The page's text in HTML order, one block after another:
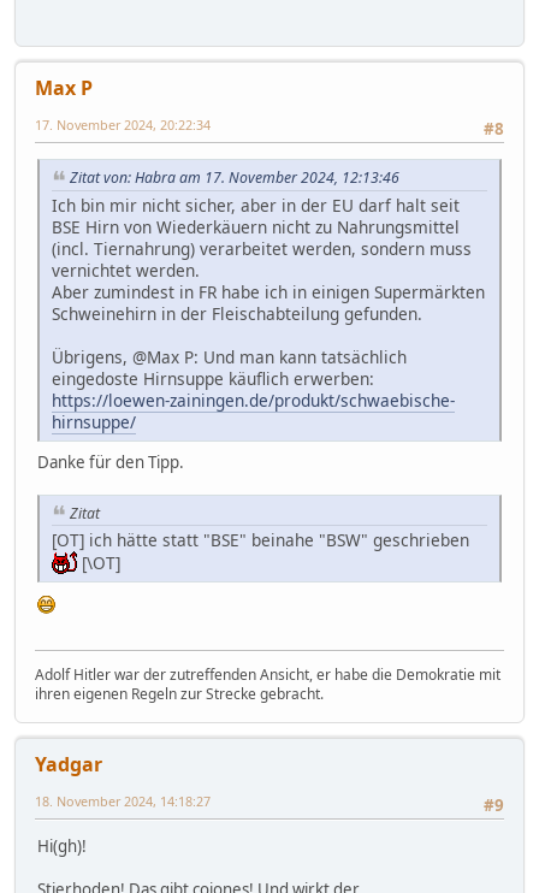
Max P
#8
17. November 2024, 20:22:34
Zitat von: Habra am 17. November 2024, 12:13:46
Ich bin mir nicht sicher, aber in der EU darf halt seit
BSE Hirn von Wiederkäuern nicht zu Nahrungsmittel
(incl. Tiernahrung) verarbeitet werden, sondern muss
vernichtet werden.
Aber zumindest in FR habe ich in einigen Supermärkten
Schweinehirn in der Fleischabteilung gefunden.
Übrigens, @Max P: Und man kann tatsächlich
eingedoste Hirnsuppe käuflich erwerben:
https://loewen-zainingen.de/produkt/schwaebische-
hirnsuppe/
Danke für den Tipp.
Zitat
[OT] ich hätte statt "BSE" beinahe "BSW" geschrieben
[\OT]
Adolf Hitler war der zutreffenden Ansicht, er habe die Demokratie mit
ihren eigenen Regeln zur Strecke gebracht.
Yadgar
#9
18. November 2024, 14:18:27
Hi(gh)!